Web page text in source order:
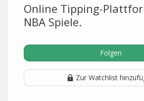
Online Tipping-
NBA Spiele.
Folgen
Zur Watchlist